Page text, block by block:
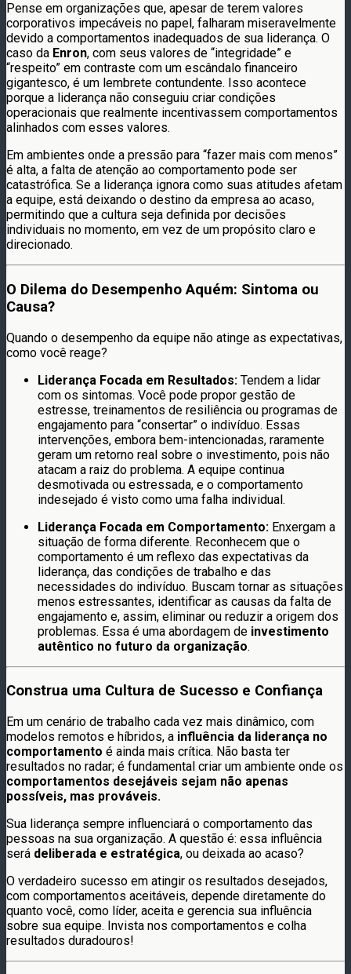
Pense em organizações que, apesar de terem valores
corporativos impecáveis no papel, falharam miseravelmente
devido a comportamentos inadequados de sua liderança. O
caso da Enron, com seus valores de “integridade” e
“respeito” em contraste com um escândalo financeiro
gigantesco, é um lembrete contundente. Isso acontece
porque a liderança não conseguiu criar condições
operacionais que realmente incentivassem comportamentos
alinhados com esses valores.
Em ambientes onde a pressão para “fazer mais com menos”
é alta, a falta de atenção ao comportamento pode ser
catastrófica. Se a liderança ignora como suas atitudes afetam
a equipe, está deixando o destino da empresa ao acaso,
permitindo que a cultura seja definida por decisões
individuais no momento, em vez de um propósito claro e
direcionado.
O Dilema do Desempenho Aquém: Sintoma ou
Causa?
Quando o desempenho da equipe não atinge as expectativas,
como você reage?
Liderança Focada em Resultados: Tendem a lidar
com os sintomas. Você pode propor gestão de
estresse, treinamentos de resiliência ou programas de
engajamento para “consertar” o indivíduo. Essas
intervenções, embora bem-intencionadas, raramente
geram um retorno real sobre o investimento, pois não
atacam a raiz do problema. A equipe continua
desmotivada ou estressada, e o comportamento
indesejado é visto como uma falha individual.
Liderança Focada em Comportamento: Enxergam a
situação de forma diferente. Reconhecem que o
comportamento é um reflexo das expectativas da
liderança, das condições de trabalho e das
necessidades do indivíduo. Buscam tornar as situações
menos estressantes, identificar as causas da falta de
engajamento e, assim, eliminar ou reduzir a origem dos
problemas. Essa é uma abordagem de investimento
autêntico no futuro da organização.
Construa uma Cultura de Sucesso e Confiança
Em um cenário de trabalho cada vez mais dinâmico, com
modelos remotos e híbridos, a influência da liderança no
comportamento é ainda mais crítica. Não basta ter
resultados no radar; é fundamental criar um ambiente onde os
comportamentos desejáveis sejam não apenas
possíveis, mas prováveis.
Sua liderança sempre influenciará o comportamento das
pessoas na sua organização. A questão é: essa influência
será deliberada e estratégica, ou deixada ao acaso?
O verdadeiro sucesso em atingir os resultados desejados,
com comportamentos aceitáveis, depende diretamente do
quanto você, como líder, aceita e gerencia sua influência
sobre sua equipe. Invista nos comportamentos e colha
resultados duradouros!